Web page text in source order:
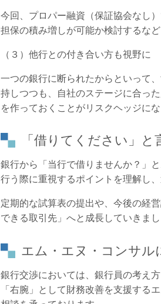
今回、プロパー融資（保証協会なし
担保の積み増しが可能か検討するな
（３）他行との付き合い方も視野に
一つの銀行に断られたからといって
持しつつも、自社のステージに合っ
を作っておくことがリスクヘッジにな
「借りてください」
銀行から「当行で借りませんか？」
行う際に重視するポイントを理解し
定期的な試算表の提出や、今後の経
できる取引先」へと成長していきまし
エム・エヌ・コンサル
銀行交渉においては、銀行員の考え
「右腕」として財務改善を支援する